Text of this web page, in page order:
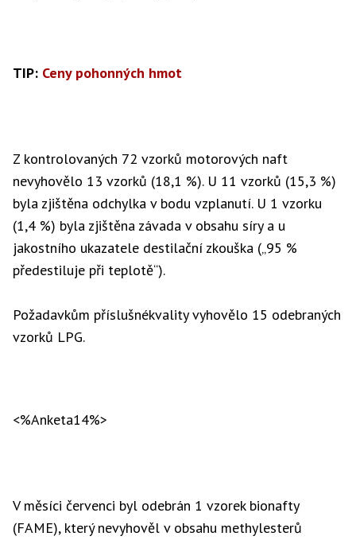
TIP: Ceny pohonných hmot
Z kontrolovaných 72 vzorků motorových naft
nevyhovělo 13 vzorků (18,1 %). U 11 vzorků (15,3 %)
byla zjištěna odchylka v bodu vzplanutí. U 1 vzorku
(1,4 %) byla zjištěna závada v obsahu síry a u
jakostního ukazatele destilační zkouška („95 %
předestiluje při teplotě“).
Požadavkům příslušnékvality vyhovělo 15 odebraných
vzorků LPG.
<%Anketa14%>
V měsíci červenci byl odebrán 1 vzorek bionafty
(FAME), který nevyhověl v obsahu methylesterů